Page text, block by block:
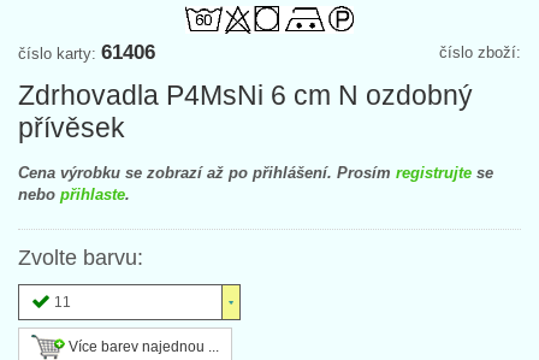
číslo zboží:
číslo karty: 61406
Zdrhovadla P4MsNi 6 cm N ozdobný
přívěsek
Cena výrobku se zobrazí až po přihlášení. Prosím registrujte se
nebo přihlaste.
Zvolte barvu:
11
Více barev najednou ...